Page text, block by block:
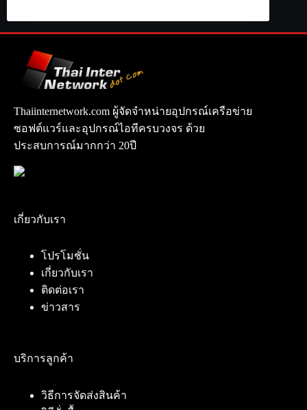
Thaiinternetwork.com ผู้จัดจำหน่ายอุปกรณ์เครือข่าย
ซอฟต์แวร์และอุปกรณ์ไอทีครบวงจร ด้วย
ประสบการณ์มากกว่า 20ปี
เกี่ยวกับเรา
โปรโมชั่น
เกี่ยวกับเรา
ติดต่อเรา
ข่าวสาร
บริการลูกค้า
วิธีการจัดส่งสินค้า